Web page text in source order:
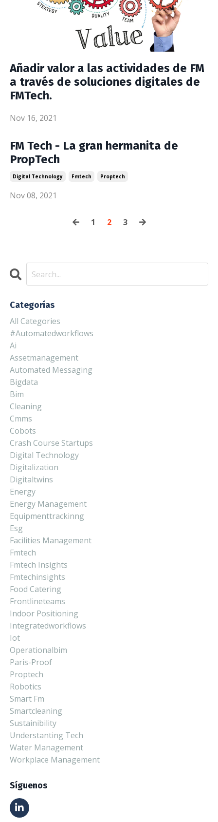
Añadir valor a las actividades de FM
a través de soluciones digitales de
FMTech.
Nov 16, 2021
FM Tech - La gran hermanita de
PropTech
Digital Technology Fmtech Proptech
Nov 08, 2021
1 2 3
Categorías
All Categories
#automatedworkflows
Ai
Assetmanagement
Automated Messaging
Bigdata
Bim
Cleaning
Cmms
Cobots
Crash Course Startups
Digital Technology
Digitalization
Digitaltwins
Energy
Energy Management
Equipmenttrackinng
Esg
Facilities Management
Fmtech
Fmtech Insights
Fmtechinsights
Food Catering
Frontlineteams
Indoor Positioning
Integratedworkflows
Iot
Operationalbim
Paris-Proof
Proptech
Robotics
Smart Fm
Smartcleaning
Sustainibility
Understanting Tech
Water Management
Workplace Management
Síguenos